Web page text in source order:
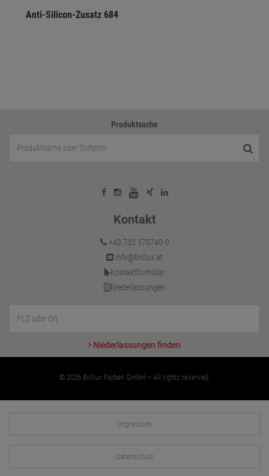
Anti-Silicon-Zusatz 684
Produktsuche
Kontakt
+43 732 370740-0
info@brillux.at
Kontaktformular
Niederlassungen
Niederlassungen finden
© 2026 Brillux Farben GmbH – All rights reserved.
Impressum
Datenschutz